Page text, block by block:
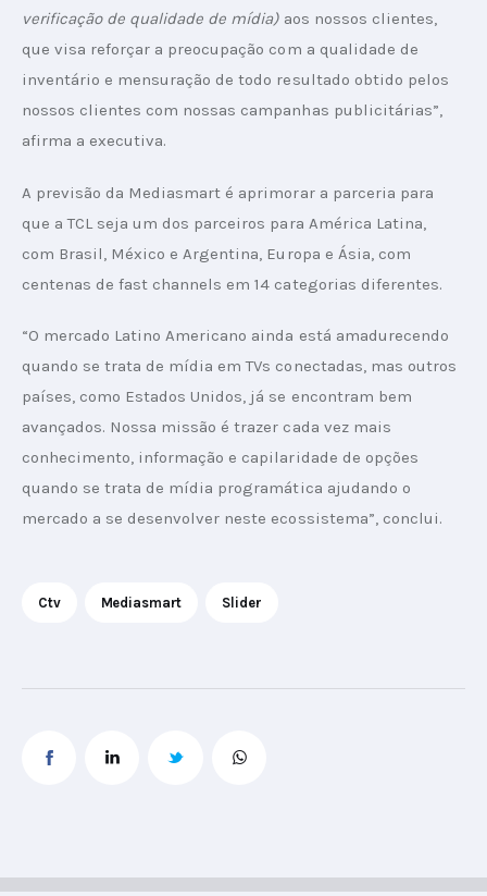
verificação de qualidade de mídia) aos nossos clientes,
que visa reforçar a preocupação com a qualidade de
inventário e mensuração de todo resultado obtido pelos
nossos clientes com nossas campanhas publicitárias”,
afirma a executiva.
A previsão da Mediasmart é aprimorar a parceria para
que a TCL seja um dos parceiros para América Latina,
com Brasil, México e Argentina, Europa e Ásia, com
centenas de fast channels em 14 categorias diferentes.
“O mercado Latino Americano ainda está amadurecendo
quando se trata de mídia em TVs conectadas, mas outros
países, como Estados Unidos, já se encontram bem
avançados. Nossa missão é trazer cada vez mais
conhecimento, informação e capilaridade de opções
quando se trata de mídia programática ajudando o
mercado a se desenvolver neste ecossistema”, conclui.
Ctv Mediasmart Slider